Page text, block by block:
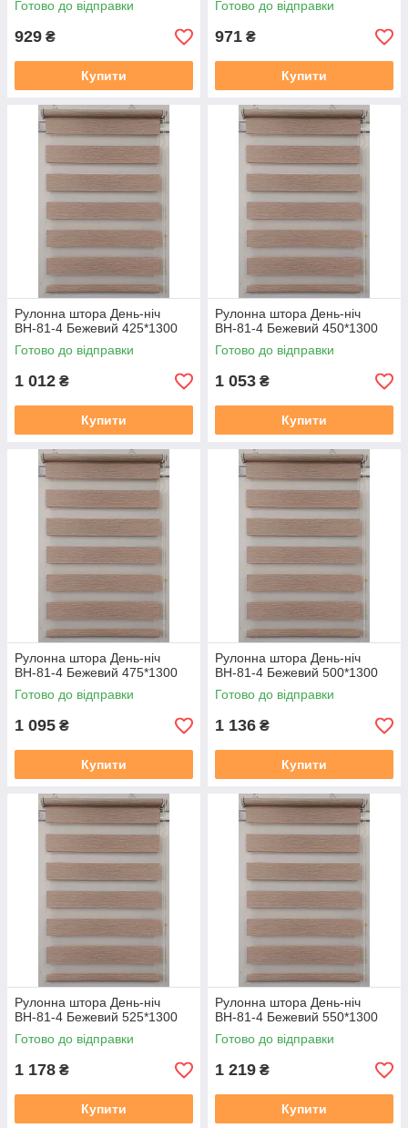
Готово до відправки
929 ₴
Купити
Готово до відправки
971 ₴
Купити
Рулонна штора День-ніч
ВН-81-4 Бежевий 425*1300
Готово до відправки
1 012 ₴
Купити
Рулонна штора День-ніч
ВН-81-4 Бежевий 450*1300
Готово до відправки
1 053 ₴
Купити
Рулонна штора День-ніч
ВН-81-4 Бежевий 475*1300
Готово до відправки
1 095 ₴
Купити
Рулонна штора День-ніч
ВН-81-4 Бежевий 500*1300
Готово до відправки
1 136 ₴
Купити
Рулонна штора День-ніч
ВН-81-4 Бежевий 525*1300
Готово до відправки
1 178 ₴
Купити
Рулонна штора День-ніч
ВН-81-4 Бежевий 550*1300
Готово до відправки
1 219 ₴
Купити